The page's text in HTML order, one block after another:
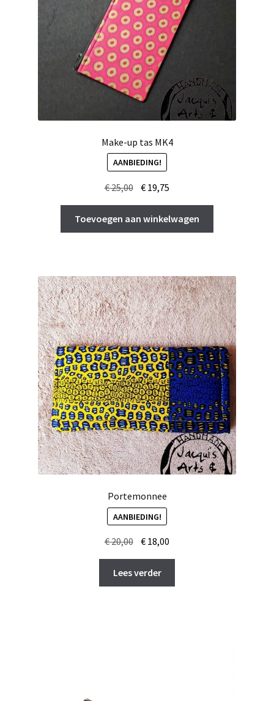
Make-up tas MK4
AANBIEDING!
€25,00 Oorspronkelijke
prijs
was:
€ 25,00.
€ 19,75
prijs
is:
€ 19,75.
Toevoegen aan winkelwagen
Portemonnee
AANBIEDING!
€20,00 Oorspronkelijke
prijs
was:
€ 20,00.
€ 18,00
prijs
€ 18,00.
Lees verder